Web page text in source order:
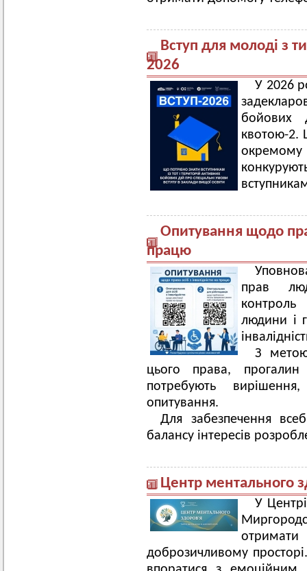
Вступ для молоді з
2026
У 2026
бойових
квотою-2.
окремому
Опитування щодо
працю
прав
людини і
З
цього права,
потребують
опитування.
Для забезпечення
балансу інтересів
Центр ментального
У
доброзичливому